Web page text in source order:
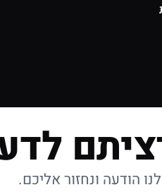
הודעה ונחזור אליכם.